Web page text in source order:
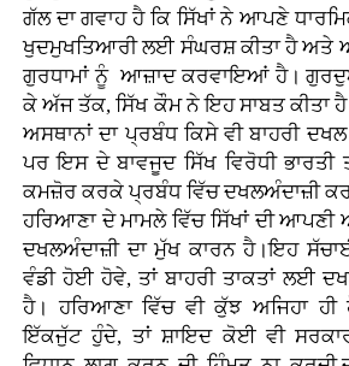
ਗੱਲ ਦਾ ਗਵਾਹ ਹੈ ਕਿ ਸਿੱਖਾਂ ਨੇ ਆਪਣੇ
ਖੁਦਮੁਖਤਿਆਰੀ ਲਈ ਸੰਘਰਸ਼ ਕੀਤਾ ਹੈ
ਗੁਰਧਾਮਾਂ ਨੂੰ ਆਜ਼ਾਦ ਕਰਵਾਇਆਂ ਹੈ।
ਕੇ ਅੱਜ ਤੱਕ, ਸਿੱਖ ਕੌਮ ਨੇ ਇਹ ਸਾਬਤ ਕੀਤਾ
ਅਸਥਾਨਾਂ ਦਾ ਪ੍ਰਬੰਧ ਕਿਸੇ ਵੀ ਬਾਹਰੀ
ਪਰ ਇਸ ਦੇ ਬਾਵਜੂਦ ਸਿੱਖ ਵਿਰੋਧੀ ਭਾਰਤੀ
ਕਮਜ਼ੋਰ ਕਰਕੇ ਪ੍ਰਬੰਧ ਵਿੱਚ ਦਖਲਅੰਦਾਜ਼ੀ
ਹਰਿਆਣਾ ਦੇ ਮਾਮਲੇ ਵਿੱਚ ਸਿੱਖਾਂ ਦੀ
ਦਖਲਅੰਦਾਜ਼ੀ ਦਾ ਮੁੱਖ ਕਾਰਨ ਹੈ।ਇਹ
ਵੰਡੀ ਹੋਈ ਹੋਵੇ, ਤਾਂ ਬਾਹਰੀ ਤਾਕਤਾਂ ਲਈ
ਹੈ। ਹਰਿਆਣਾ ਵਿੱਚ ਵੀ ਕੁੱਝ ਅਜਿਹਾ
ਇੱਕਜੁੱਟ ਹੁੰਦੇ, ਤਾਂ ਸ਼ਾਇਦ ਕੋਈ ਵੀ